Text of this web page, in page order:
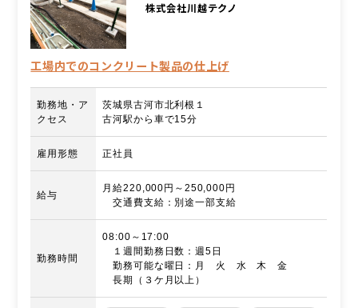
株式会社川越テクノ
工場内でのコンクリート製品の仕上げ
勤務地・ア
クセス
茨城県古河市北利根１
古河駅から車で15分
雇用形態 正社員
給与
月給220,000円～250,000円
交通費支給：別途一部支給
勤務時間
08:00～17:00
１週間勤務日数：週5日
勤務可能な曜日：月 火 水 木 金
長期（３ケ月以上）